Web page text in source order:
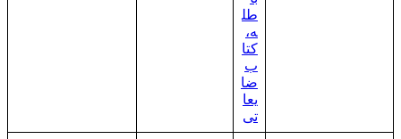
طل
ه،
کتا
ب
ضا
یعا
تی